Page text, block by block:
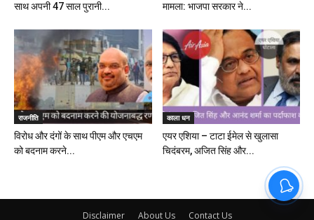
साथ अपनी 47 साल पुरानी...
मामला: भाजपा सरकार ने...
राजनीति
विरोध और दंगों के साथ पीएम और एचएम
को बदनाम करने...
काला धन
एयर एशिया – टाटा ईमेल से खुलासा
चिदंबरम, अजित सिंह और...
Disclaimer About Us Contact Us